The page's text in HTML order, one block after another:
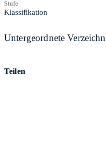
Stufe
Klassifikation
Untergeordnete
Teilen